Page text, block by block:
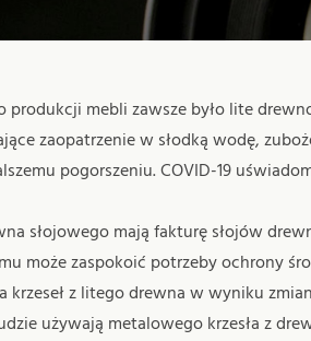
produkcji mebli zawsze było lite
zaopatrzenie w słodką wodę,
pogorszeniu. COVID-19
słojowego mają fakturę słojów
może zaspokoić potrzeby ochrony
krzeseł z litego drewna w wyniku
używają metalowego krzesła z